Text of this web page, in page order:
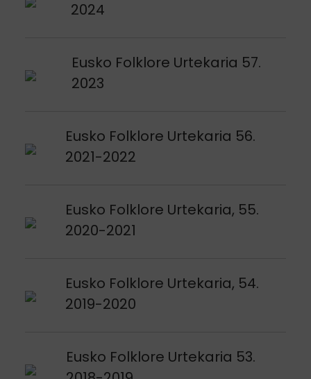
2024
Eusko Folklore Urtekaria 57.
2023
Argitalpena ikusi
Eusko Folklore Urtekaria 56.
2021-2022
Argitalpena ikusi
Eusko Folklore Urtekaria, 55.
2020-2021
Argitalpena ikusi
Eusko Folklore Urtekaria, 54.
2019-2020
Argitalpena ikusi
Eusko Folklore Urtekaria 53.
Argitalpena ikusi